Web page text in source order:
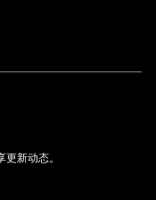
新动态。